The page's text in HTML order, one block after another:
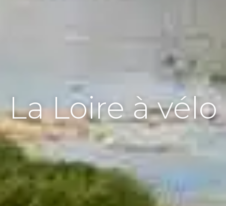
La Loire à vélo